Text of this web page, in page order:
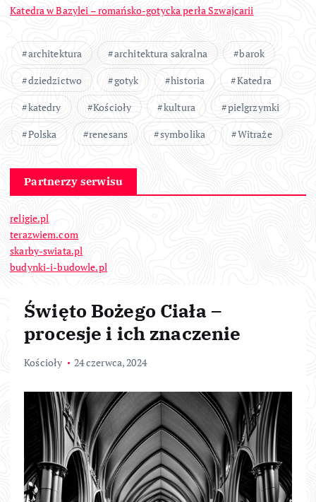
Katedra w Bazylei – romańsko-gotycka perła Szwajcarii
architektura architektura sakralna
barok
dziedzictwo
gotyk historia
Katedra
katedry
Kościoły kultura
pielgrzymki
Polska
renesans symbolika Witraże
Partnerzy serwisu
religie.pl
terazwiem.com
skarby-swiata.pl
budynki-i-budowle.pl
Święto Bożego Ciała –
procesje i ich znaczenie
Kościoły 24 czerwca, 2024